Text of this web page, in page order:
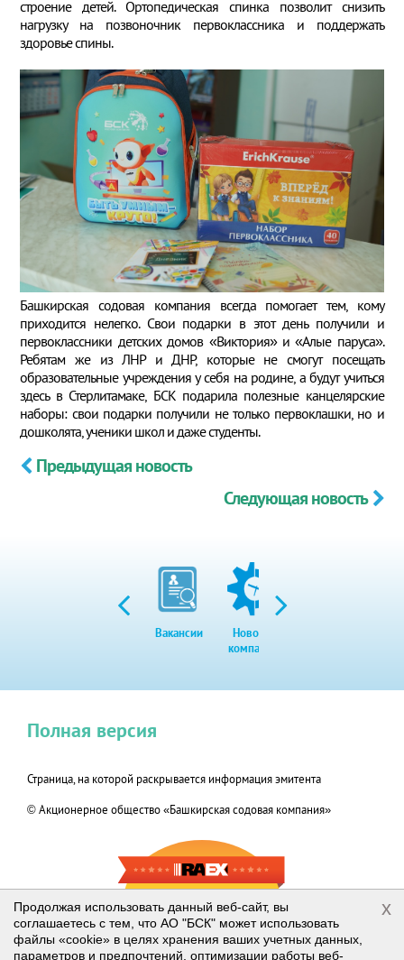
строение детей. Ортопедическая спинка позволит снизить
нагрузку на позвоночник первоклассника и поддержать
здоровье спины.
Башкирская содовая компания всегда помогает тем, кому
приходится нелегко. Свои подарки в этот день получили и
первоклассники детских домов «Виктория» и «Алые паруса».
Ребятам же из ЛНР и ДНР, которые не смогут посещать
образовательные учреждения у себя на родине, а будут учиться
здесь в Стерлитамаке, БСК подарила полезные канцелярские
наборы: свои подарки получили не только первоклашки, но и
дошколята, ученики школ и даже студенты.
Предыдущая новость
Следующая новость
Вакансии
Новости
компании
Страница, на которой раскрывается информация эмитента
© Акционерное общество «Башкирская содовая компания»
Полная версия
RAEX-600
2019
Продолжая использовать данный веб-сайт, вы
соглашаетесь с тем, что АО "БСК" может использовать
файлы «cookie» в целях хранения ваших учетных данных,
параметров и предпочтений, оптимизации работы веб-
x